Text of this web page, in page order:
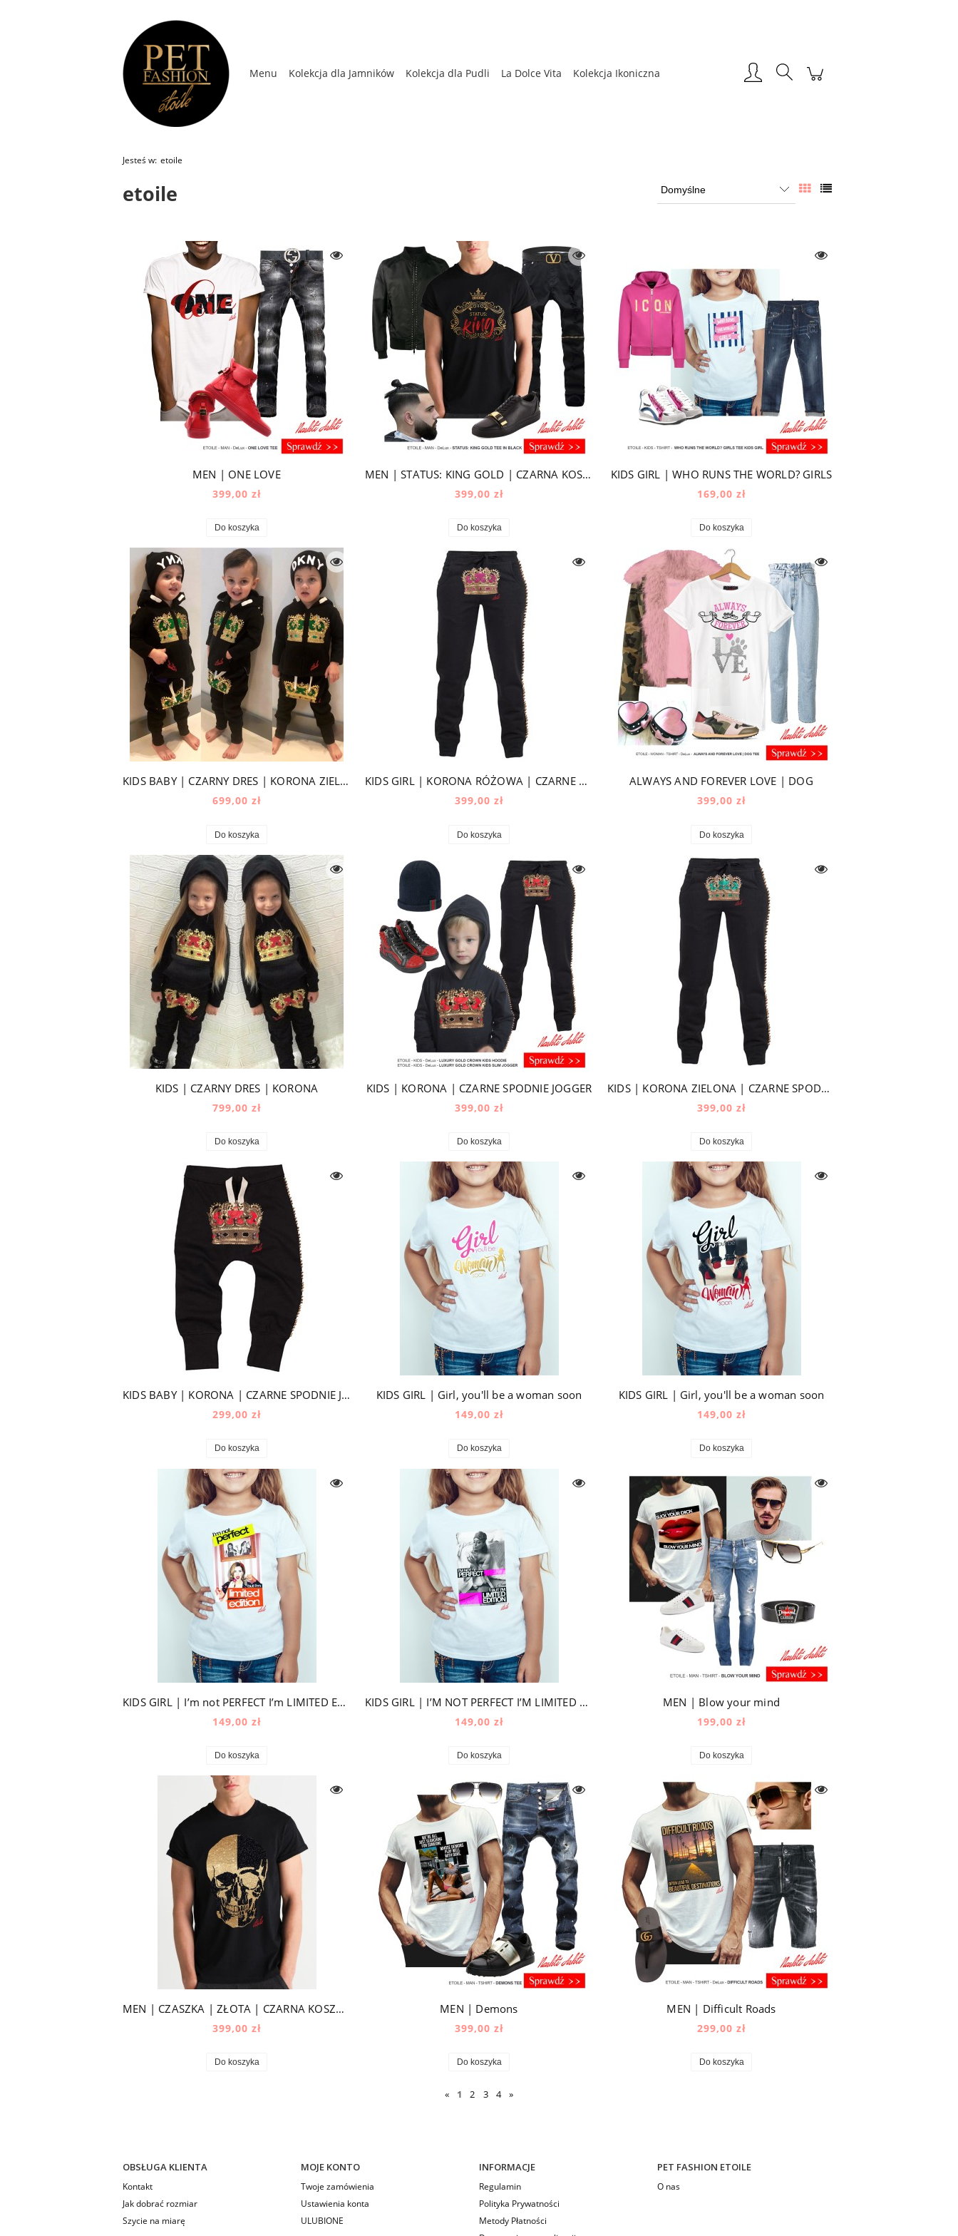
Menu Kolekcja dla Jamników Kolekcja dla Pudli La Dolce Vita Kolekcja Ikoniczna
Jesteś w: etoile
etoile
MEN | ONE LOVE
399,00 zł
Do koszyka
MEN | STATUS: KING GOLD | CZARNA KOSZULKA
399,00 zł
Do koszyka
KIDS GIRL | WHO RUNS THE WORLD? GIRLS
169,00 zł
Do koszyka
KIDS BABY | CZARNY DRES | KORONA ZIELONA |
699,00 zł
Do koszyka
KIDS GIRL | KORONA RÓŻOWA | CZARNE SPODNIE JOGGER
399,00 zł
Do koszyka
ALWAYS AND FOREVER LOVE | DOG
399,00 zł
Do koszyka
KIDS | CZARNY DRES | KORONA
799,00 zł
Do koszyka
KIDS | KORONA | CZARNE SPODNIE JOGGER
399,00 zł
Do koszyka
KIDS | KORONA ZIELONA | CZARNE SPODNIE JOGGER
399,00 zł
Do koszyka
KIDS BABY | KORONA | CZARNE SPODNIE JOGGER
299,00 zł
Do koszyka
KIDS GIRL | Girl, you'll be a woman soon
149,00 zł
Do koszyka
KIDS GIRL | Girl, you'll be a woman soon
149,00 zł
Do koszyka
KIDS GIRL | I’m not PERFECT I’m LIMITED EDITION
149,00 zł
Do koszyka
KIDS GIRL | I’M NOT PERFECT I’M LIMITED EDITION | NEON
149,00 zł
Do koszyka
MEN | Blow your mind
199,00 zł
Do koszyka
MEN | CZASZKA | ZŁOTA | CZARNA KOSZULKA
399,00 zł
Do koszyka
MEN | Demons
399,00 zł
Do koszyka
MEN | Difficult Roads
299,00 zł
Do koszyka
« 1 2 3 4 »
OBSŁUGA KLIENTA
Kontakt
Jak dobrać rozmiar
Szycie na miarę
MOJE KONTO
Twoje zamówienia
Ustawienia konta
ULUBIONE
INFORMACJE
Regulamin
Polityka Prywatności
Metody Płatności
PET FASHION ETOILE
O nas